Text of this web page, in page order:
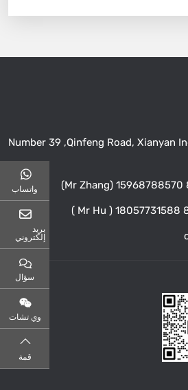
Number 39 ,Qinfeng Road, Xianyan
واتساب
بريد
إلكتروني
سؤال
وي تشات
قمة